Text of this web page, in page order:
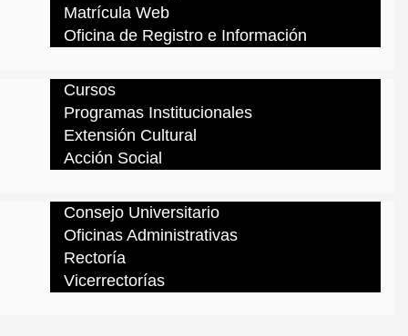
Matrícula Web
Oficina de Registro e Información
Cursos
Programas Institucionales
Extensión Cultural
Acción Social
Consejo Universitario
Oficinas Administrativas
Rectoría
Vicerrectorías